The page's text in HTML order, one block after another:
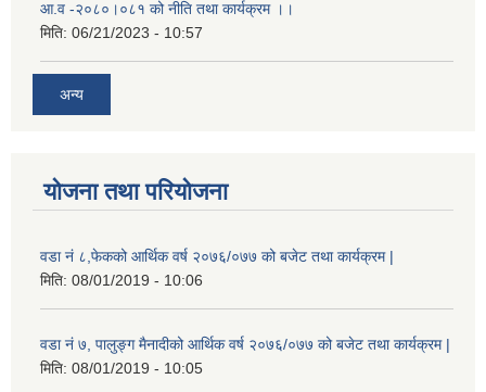
आ.व -२०८०।०८१ को नीति तथा कार्यक्रम ।।
मिति: 06/21/2023 - 10:57
अन्य
योजना तथा परियोजना
वडा नं ८,फेकको आर्थिक वर्ष २०७६/०७७ को बजेट तथा कार्यक्रम |
मिति: 08/01/2019 - 10:06
वडा नं ७, पालुङ्ग मैनादीको आर्थिक वर्ष २०७६/०७७ को बजेट तथा कार्यक्रम |
मिति: 08/01/2019 - 10:05